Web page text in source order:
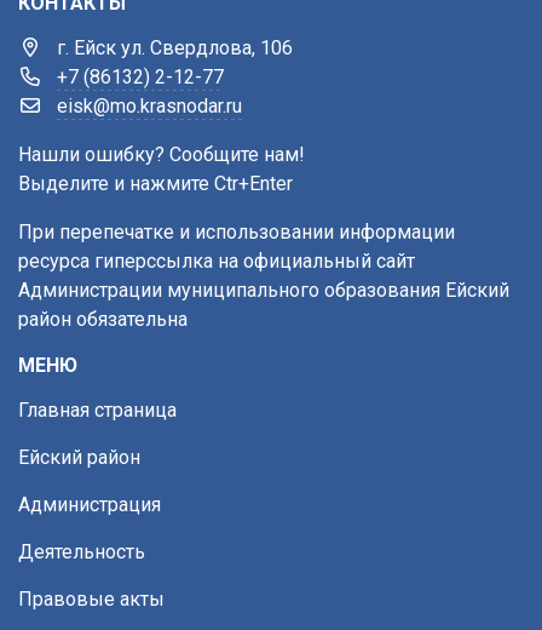
г. Ейск ул. Свердлова, 106
+7 (86132) 2-12-77
eisk@mo.krasnodar.ru
Нашли ошибку? Сообщите нам!
Выделите и нажмите Ctr+Enter
При перепечатке и использовании информации
ресурса гиперссылка на официальный сайт
Администрации муниципального образования Ейский
район обязательна
МЕНЮ
Главная страница
Ейский район
Администрация
Деятельность
Правовые акты